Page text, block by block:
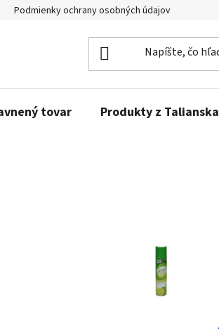
Podmienky ochrany osobných údajov
tovar Produkty z Talianska